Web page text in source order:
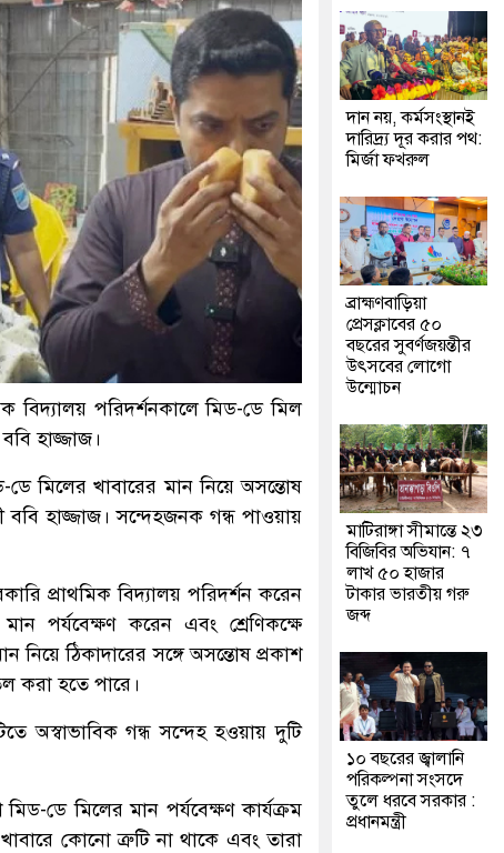
বিদ্যালয় পরিদর্শনকালে মিড-ডে মিল
হাজ্জাজ।
ডে মিলের খাবারের মান নিয়ে অসন্তোষ
ববি হাজ্জাজ। সন্দেহজনক গন্ধ পাওয়ায়
প্রাথমিক বিদ্যালয় পরিদর্শন করেন
পর্যবেক্ষণ করেন এবং শ্রেণিকক্ষে
নিয়ে ঠিকাদারের সঙ্গে অসন্তোষ প্রকাশ
করা হতে পারে।
অস্বাভাবিক গন্ধ সন্দেহ হওয়ায় দুটি
মিড-ডে মিলের মান পর্যবেক্ষণ কার্যক্রম
কোনো ত্রুটি না থাকে এবং তারা
দান নয়, কর্মসংস্থানই
দারিদ্র্য দূর করার পথ:
মির্জা ফখরুল
ব্রাহ্মণবাড়িয়া
প্রেসক্লাবের ৫০
বছরের সুবর্ণজয়ন্তীর
উৎসবের লোগো
উন্মোচন
মাটিরাঙ্গা সীমান্তে ২৩
বিজিবির অভিযান: ৭
লাখ ৫০ হাজার
টাকার ভারতীয় গরু
জব্দ
১০ বছরের জ্বালানি
পরিকল্পনা সংসদে
তুলে ধরবে সরকার :
প্রধানমন্ত্রী